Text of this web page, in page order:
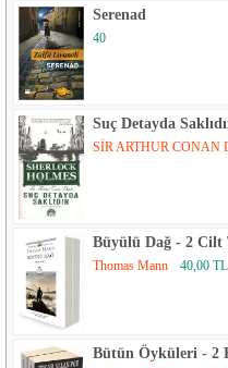
Serenad
40
Suç Detayda
SİR ARTHUR CONAN
Büyülü Dağ - 2 Cilt
Thomas Mann 40,00 TL
Bütün Öyküleri - 2